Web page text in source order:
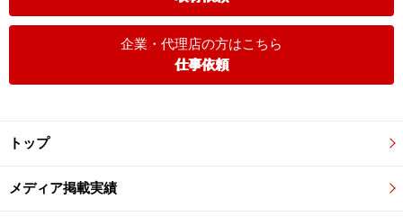
企業・代理店の方はこちら
仕事依頼
トップ
メディア掲載実績